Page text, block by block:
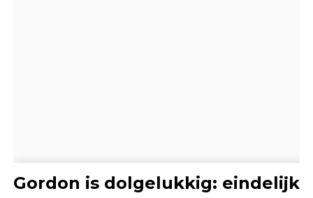
Gordon is dolgelukkig: eindelijk